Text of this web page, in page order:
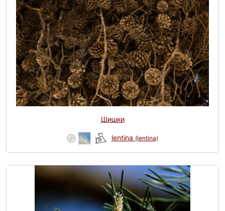
Шишки
lentina (lentina)